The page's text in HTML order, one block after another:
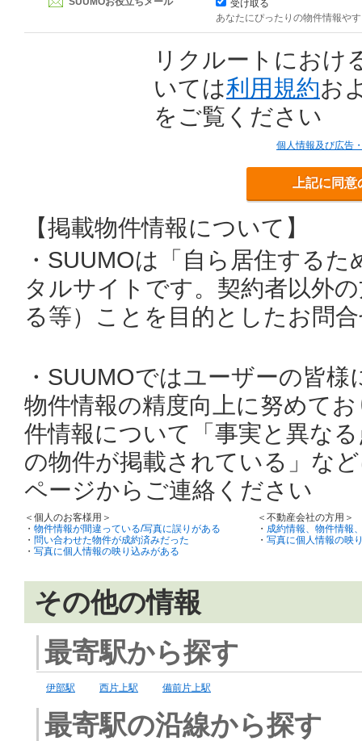
受け取る
あなたにぴったりの物件情報や
リクルートにおけ
いては利用規約お
をご覧ください
個人情報及び広告
上記に同
【掲載物件情報について】
・SUUMOは「自ら居住する
タルサイトです。契約者以外
る等）ことを目的としたお問
・SUUMOではユーザーの皆
物件情報の精度向上に努めて
件情報について「事実と異な
の物件が掲載されている」な
ページからご連絡ください
＜個人のお客様用＞
・ 物件情報が間違っている/写真に誤りがある
・ 問い合わせた物件が成約済みだった
・ 写真に個人情報の映り込みがある
＜不動産会社の方用＞
・ 成約情報、物件情報
・ 写真に個人情報の映
その他の情報
最寄駅から探す
伊部駅 西片上駅 備前片上駅
最寄駅の沿線から探す